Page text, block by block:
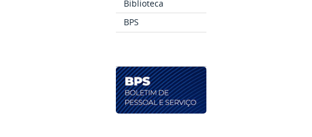
Biblioteca
BPS